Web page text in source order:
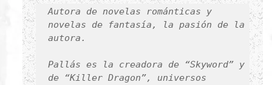
Autora de novelas románticas y
novelas de fantasía, la pasión de la
autora.
Pallás es la creadora de “Skyword” y
de “Killer Dragon”, universos